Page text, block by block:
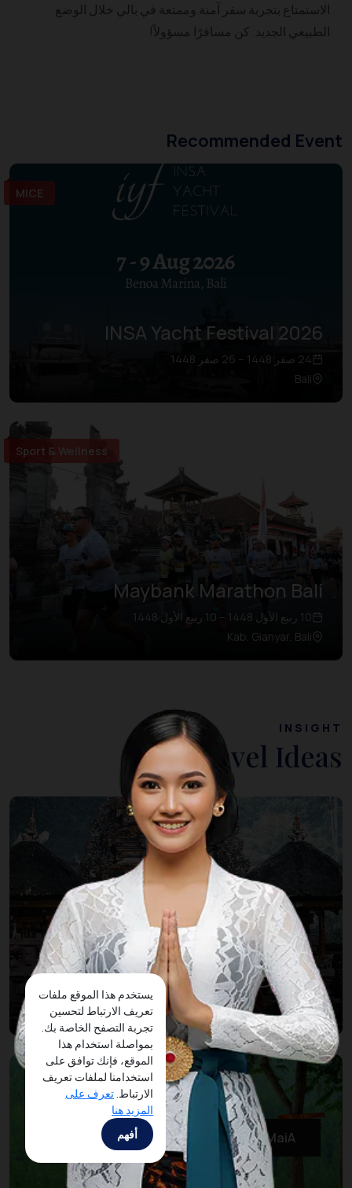
MaiA
يستخدم هذا الموقع ملفات
تعريف الارتباط لتحسين
تجربة التصفح الخاصة بك.
بمواصلة استخدام هذا
الموقع، فإنك توافق على
استخدامنا لملفات تعريف
الارتباط.تعرف على
المزيد هنا
أفهم
الاستمتاع بتجربة سفر آمنة وممتعة في بالي خلال الوضع
الطبيعي الجديد. كن مسافرًا مسؤولاً!
Recommended Event
MICE
INSA Yacht Festival 2026
24 صفر 1448 – 26 صفر 1448
Bali
Sport & Wellness
Maybank Marathon Bali
10 ربيع الأول 1448 – 10 ربيع الأول 1448
Kab. Gianyar, Bali
INSIGHT
Travel Ideas
5 وجهات ممتعة للزيارة حول أوبود،
بالي